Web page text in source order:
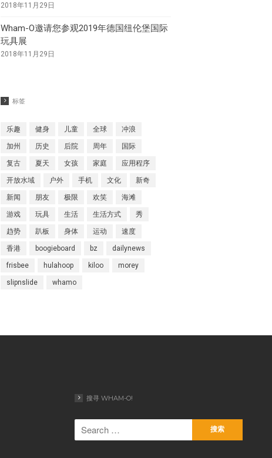
Splash 'N Score
Super Kites
纽伦堡国际玩具展
2018年11月29日
Wham-O邀请您参观2019年德国纽伦堡国际
玩具展
2018年11月29日
标签
乐趣 健身 儿童 全球 冲浪
加州 历史 后院 周年 国际
复古 夏天 女孩 家庭 应用程序
开放水域 户外 手机 文化 新奇
新闻 朋友 极限 欢笑 海滩
游戏 玩具 生活 生活方式 秀
趋势 趴板 身体 运动 速度
香港 boogieboard bz dailynews
frisbee hulahoop kiloo morey
slipnslide whamo
搜寻 WHAM-O!